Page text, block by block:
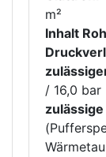
m²
Inhalt
/ 16,0 bar